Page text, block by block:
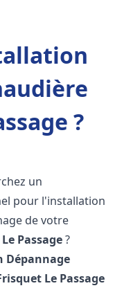
?
un
pour l'installation
de votre
Le Passage?
Le Passage